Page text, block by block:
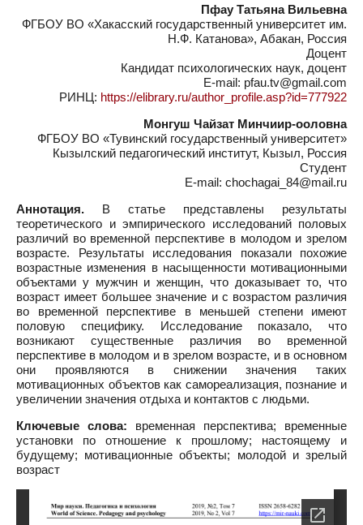
Пфау Татьяна Вильевна
ФГБОУ ВО «Хакасский государственный университет им.
Н.Ф. Катанова», Абакан, Россия
Доцент
Кандидат психологических наук, доцент
E-mail: pfau.tv@gmail.com
РИНЦ: https://elibrary.ru/author_profile.asp?id=777922
Монгуш Чайзат Минчиир-ооловна
ФГБОУ ВО «Тувинский государственный университет»
Кызылский педагогический институт, Кызыл, Россия
Студент
E-mail: chochagai_84@mail.ru
Аннотация. В статье представлены результаты
теоретического и эмпирического исследований половых
различий во временной перспективе в молодом и зрелом
возрасте. Результаты исследования показали похожие
возрастные изменения в насыщенности мотивационными
объектами у мужчин и женщин, что доказывает то, что
возраст имеет большее значение и с возрастом различия
во временной перспективе в меньшей степени имеют
половую специфику. Исследование показало, что
возникают существенные различия во временной
перспективе в молодом и в зрелом возрасте, и в основном
они проявляются в снижении значения таких
мотивационных объектов как самореализация, познание и
увеличении значения отдыха и контактов с людьми.
Ключевые слова: временная перспектива; временные
установки по отношение к прошлому; настоящему и
будущему; мотивационные объекты; молодой и зрелый
возраст